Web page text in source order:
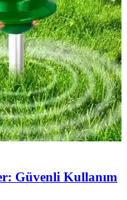
Güvenli Kullanım